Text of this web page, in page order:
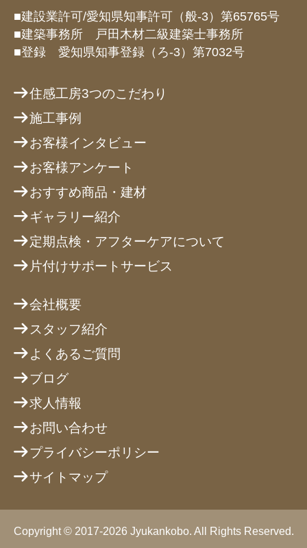
■建設業許可/愛知県知事許可（般-3）第65765号
■建築事務所 戸田木材二級建築士事務所
■登録 愛知県知事登録（ろ-3）第7032号
住感工房3つのこだわり
施工事例
お客様インタビュー
お客様アンケート
おすすめ商品・建材
ギャラリー紹介
定期点検・アフターケアについて
片付けサポートサービス
会社概要
スタッフ紹介
よくあるご質問
ブログ
求人情報
お問い合わせ
プライバシーポリシー
サイトマップ
Copyright © 2017-2026 Jyukankobo. All Rights Reserved.